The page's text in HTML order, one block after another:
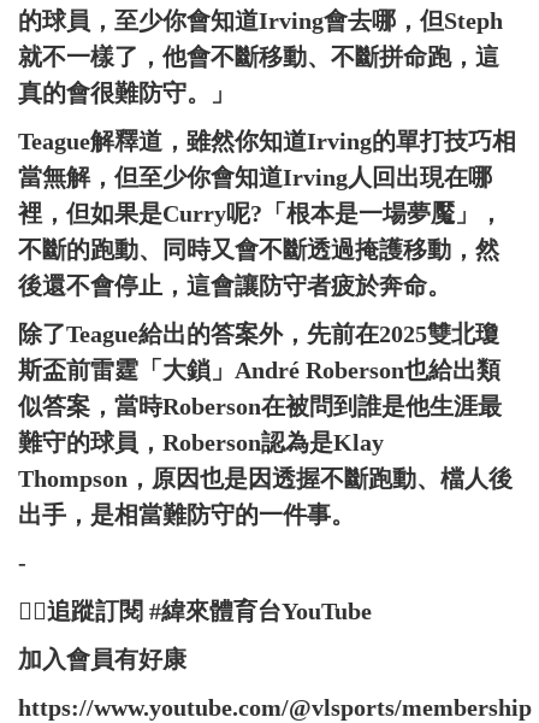
的球員，至少你會知道Irving會去哪，但Steph
就不一樣了，他會不斷移動、不斷拼命跑，這
真的會很難防守。」
Teague解釋道，雖然你知道Irving的單打技巧相
當無解，但至少你會知道Irving人回出現在哪
裡，但如果是Curry呢?「根本是一場夢魘」，
不斷的跑動、同時又會不斷透過掩護移動，然
後還不會停止，這會讓防守者疲於奔命。
除了Teague給出的答案外，先前在2025雙北瓊
斯盃前雷霆「大鎖」André Roberson也給出類
似答案，當時Roberson在被問到誰是他生涯最
難守的球員，Roberson認為是Klay
Thompson，原因也是因透握不斷跑動、檔人後
出手，是相當難防守的一件事。
-
👉🏻追蹤訂閱 #緯來體育台YouTube
加入會員有好康
https://www.youtube.com/@vlsports/membership